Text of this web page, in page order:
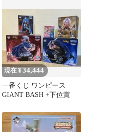
現在 ¥34,444
一番くじ ワンピース
GIANT BASH +下位賞